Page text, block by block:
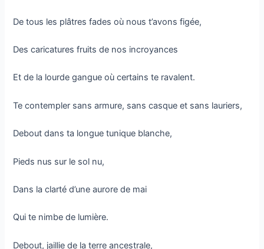
De tous les plâtres fades où nous t’avons figée,
Des caricatures fruits de nos incroyances
Et de la lourde gangue où certains te ravalent.
Te contempler sans armure, sans casque et sans lauriers,
Debout dans ta longue tunique blanche,
Pieds nus sur le sol nu,
Dans la clarté d’une aurore de mai
Qui te nimbe de lumière.
Debout, jaillie de la terre ancestrale,